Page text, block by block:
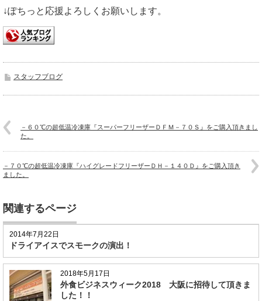
↓ぽちっと応援よろしくお願いします。
スタッフブログ
－６０℃の超低温冷凍庫『スーパーフリーザーＤＦＭ－７０Ｓ』をご購入頂きまし
た。
－７０℃の超低温冷凍庫『ハイグレードフリーザーＤＨ－１４０Ｄ』をご購入頂き
ました。
関連するページ
2014年7月22日
ドライアイスでスモークの演出！
2018年5月17日
外食ビジネスウィーク2018 大阪に招待して頂きま
した！！